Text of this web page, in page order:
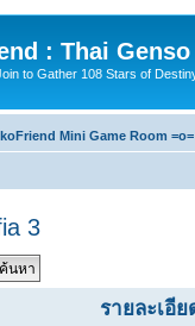
: Thai
to Gather 108 Stars of Destiny
Mini Game Room =o=
3
รายละเอี